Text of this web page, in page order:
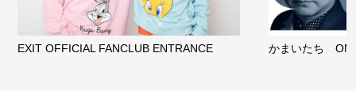
EXIT OFFICIAL FANCLUB ENTRANCE かまいたち